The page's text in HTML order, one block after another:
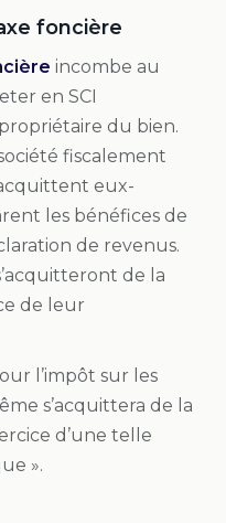
foncière
incombe au
en SCI
du bien.
fiscalement
eux-
les bénéfices de
de revenus.
de la
de leur
l’impôt sur les
s’acquittera de la
d’une telle
».